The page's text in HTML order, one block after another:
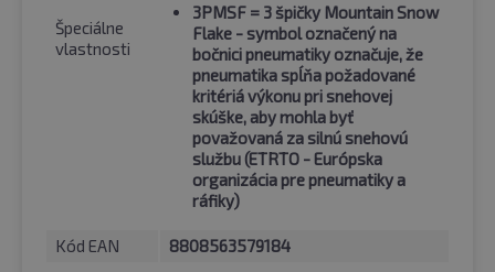
Špeciálne
vlastnosti
3PMSF = 3 špičky Mountain Snow
Flake - symbol označený na
bočnici pneumatiky označuje, že
pneumatika spĺňa požadované
kritériá výkonu pri snehovej
skúške, aby mohla byť
považovaná za silnú snehovú
službu (ETRTO - Európska
organizácia pre pneumatiky a
ráfiky)
Kód EAN 8808563579184